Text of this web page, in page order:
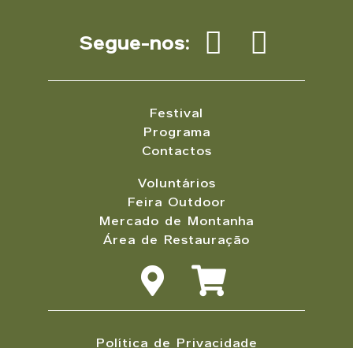
Segue-nos:
Festival
Programa
Contactos
Voluntários
Feira Outdoor
Mercado de Montanha
Área de Restauração
Política de Privacidade